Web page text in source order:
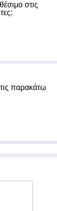
στις
παρακάτω